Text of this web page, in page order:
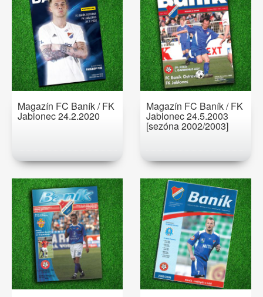
Magazín FC Baník / FK
Jablonec 24.2.2020
Magazín FC Baník / FK
Jablonec 24.5.2003
[sezóna 2002/2003]